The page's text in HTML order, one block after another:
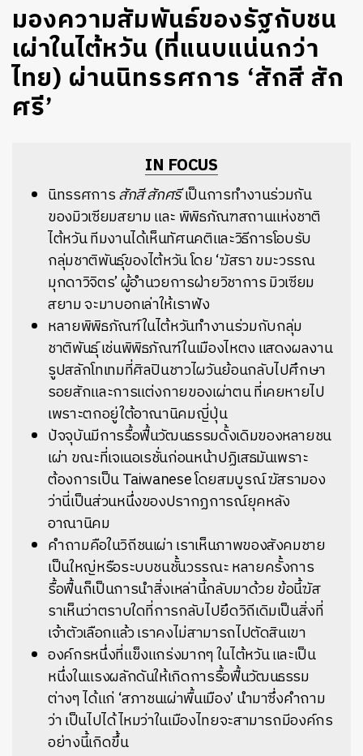
มองความสัมพันธ์ของรัฐกับชน
เผ่าในไต้หวัน (ที่แนบแน่นกว่า
ไทย) ผ่านนิทรรศการ ‘สักสี สัก
ศรี’
IN FOCUS
นิทรรศการสักสี สักศรีเป็นการทำงานร่วมกัน
ของมิวเซียมสยาม และ พิพิธภัณฑสถานแห่งชาติ
ไต้หวัน ทีมงานได้เห็นทัศนคติและวิธีการโอบรับ
กลุ่มชาติพันธุ์ของไต้หวัน โดย ‘ฆัสรา ขมะวรรณ
มุกดาวิจิตร’ ผู้อำนวยการฝ่ายวิชาการ มิวเซียม
สยาม จะมาบอกเล่าให้เราฟัง
หลายพิพิธภัณฑ์ในไต้หวันทำงานร่วมกับกลุ่ม
ชาติพันธุ์ เช่นพิพิธภัณฑ์ในเมืองไหตง แสดงผลงาน
รูปสลักโทเทมที่ศิลปินชาวไผวันย้อนกลับไปศึกษา
รอยสักและการแต่งกายของเผ่าตน ที่เคยหายไป
เพราะตกอยู่ใต้อาณานิคมญี่ปุ่น
ปัจจุบันมีการรื้อฟื้นวัฒนธรรมดั้งเดิมของหลายชน
เผ่า ขณะที่เจเนอเรชั่นก่อนหน้าปฏิเสธมันเพราะ
ต้องการเป็น Taiwanese โดยสมบูรณ์ ฆัสรามอง
ว่านี่เป็นส่วนหนึ่งของปรากฏการณ์ยุคหลัง
อาณานิคม
คำถามคือในวิถีชนเผ่า เราเห็นภาพของสังคมชาย
เป็นใหญ่หรือระบบชนชั้นวรรณะ หลายครั้งการ
รื้อฟื้นก็เป็นการนำสิ่งเหล่านี้กลับมาด้วย ข้อนี้ฆัส
ราเห็นว่าตราบใดที่การกลับไปยึดวิถีเดิมเป็นสิ่งที่
เจ้าตัวเลือกแล้ว เราคงไม่สามารถไปตัดสินเขา
องค์กรหนึ่งที่แข็งแกร่งมากๆ ในไต้หวัน และเป็น
หนึ่งในแรงผลักดันให้เกิดการรื้อฟื้นวัฒนธรรม
ต่างๆ ได้แก่ ‘สภาชนเผ่าพื้นเมือง’ นำมาซึ่งคำถาม
ว่า เป็นไปได้ไหมว่าในเมืองไทยจะสามารถมีองค์กร
อย่างนี้เกิดขึ้น